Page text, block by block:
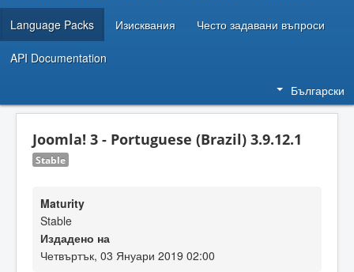
Language Packs Изисквания Често задавани въпроси
API Documentation
Български
Joomla! 3 - Portuguese (Brazil) 3.9.12.1
Stable
Maturity
Stable
Издадено на
Четвъртък, 03 Януари 2019 02:00